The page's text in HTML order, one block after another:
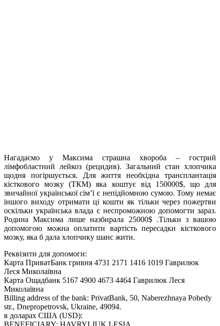
Нагадаємо у Максима страшна хвороба – гострий
лімфобластний лейкоз (рецидив). Загальний стан хлопчика
щодня погіршується. Для життя необхідна трансплантація
кісткового мозку (ТКМ) яка коштує від 150000$, що для
звичайної української сім’ї є непідйомною сумою. Тому немає
іншого виходу отримати ці кошти як тільки через пожертви
оскільки українська влада є неспроможною допомогти зараз.
Родина Максима лише назбирала 25000$ .Тільки з вашою
допомогою можна оплатити вартість пересадки кісткового
мозку, яка б дала хлопчику шанс жити.
Реквізити для допомоги:
Карта ПриватБанк гривня 4731 2171 1416 1019 Гаврилюк
Леся Миколаївна
Карта Ощадбанк 5167 4900 4673 4464 Гаврилюк Леся
Миколаївна
Billing address of the bank: PrivatBank, 50, Naberezhnaya Pobedy
str., Dnepropetrovsk, Ukraine, 49094.
в доларах США (USD):